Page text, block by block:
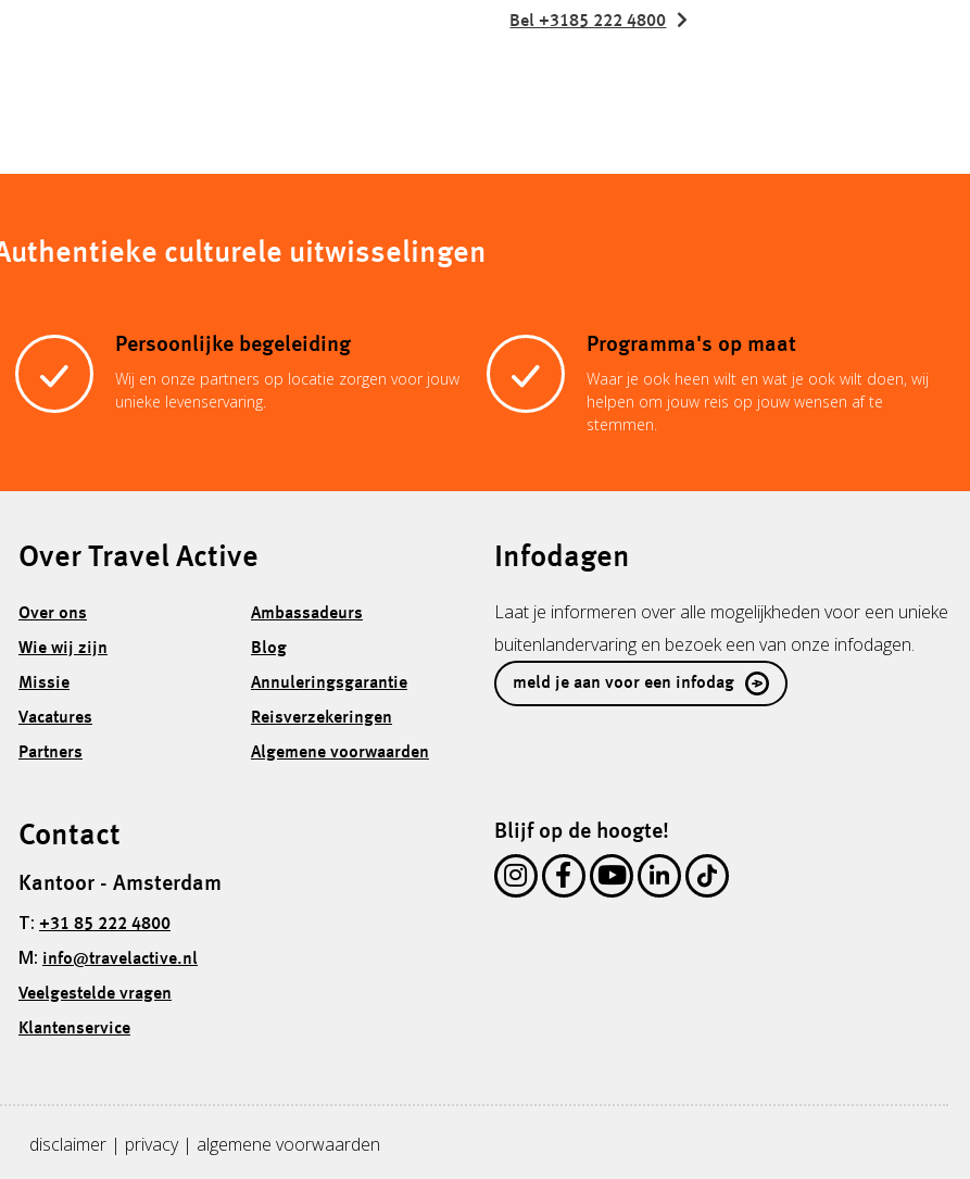
Bel +3185 222 4800
culturele uitwisselingen
Persoonlijke begeleiding
Wij en onze partners op locatie zorgen voor jouw
unieke levenservaring.
Programma's op maat
Waar je ook heen wilt en wat je ook wilt doen, wij
helpen om jouw reis op jouw wensen af te
stemmen.
Over Travel Active
Over ons
Wie wij zijn
Missie
Vacatures
Partners
Ambassadeurs
Blog
Annuleringsgarantie
Reisverzekeringen
Algemene voorwaarden
Infodagen
Laat je informeren over alle mogelijkheden voor een unieke
buitenlandervaring en bezoek een van onze infodagen.
meld je aan voor een infodag
Contact
Kantoor - Amsterdam
T: +31 85 222 4800
M: info@travelactive.nl
Veelgestelde vragen
Klantenservice
Blijf op de hoogte!
disclaimer| privacy| algemene voorwaarden